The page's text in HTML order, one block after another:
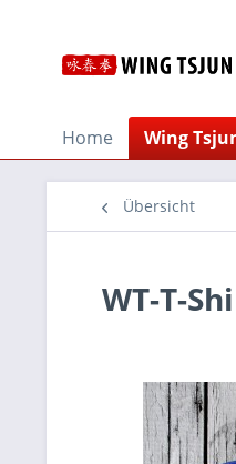
Home Wing
Übersicht
WT-T-